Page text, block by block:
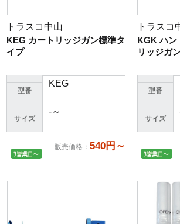
トラスコ中山
KEG カートリッジガン標準タ
イプ
型番
KEG
サイズ
-～
販売価格 ： 540円～
トラスコ
KGK ハン
リッジガ
型番
サイズ